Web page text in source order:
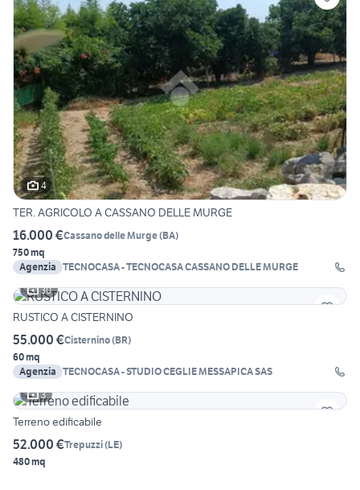
4
TER. AGRICOLO A CASSANO DELLE MURGE
16.000 €Cassano delle Murge(BA)
750 mq
Agenzia TECNOCASA - TECNOCASA CASSANO DELLE MURGE
30
RUSTICO A CISTERNINO
55.000 €Cisternino(BR)
60 mq
Agenzia TECNOCASA - STUDIO CEGLIE MESSAPICA SAS
3
Terreno edificabile
52.000 €Trepuzzi(LE)
480 mq